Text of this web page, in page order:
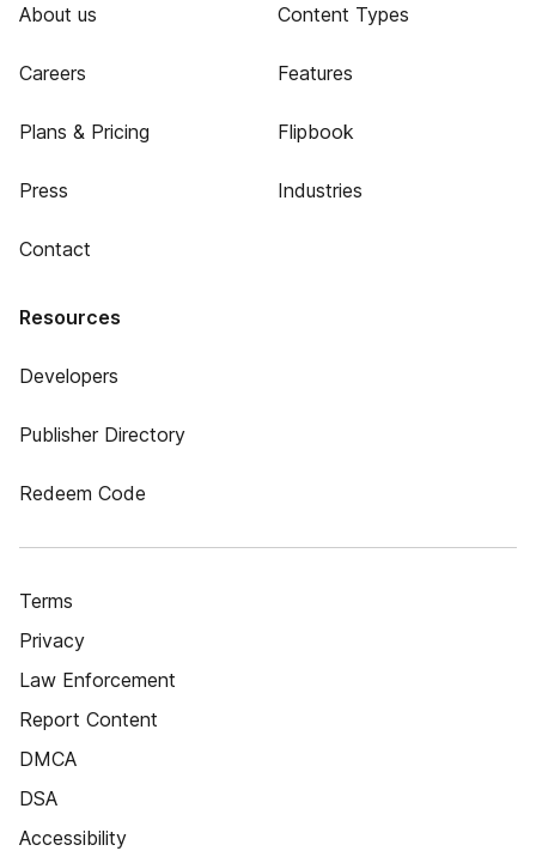
About us
Careers
Plans & Pricing
Press
Contact
Content Types
Features
Flipbook
Industries
Resources
Developers
Publisher Directory
Redeem Code
Terms
Privacy
Law Enforcement
Report Content
DMCA
DSA
Accessibility